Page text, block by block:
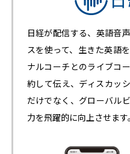
日経が配信する、英語音
スを使って、生きた英語
ナルコーチとのライブコ
約して伝え、ディスカッ
だけでなく、グローバル
力を飛躍的に向上させます。